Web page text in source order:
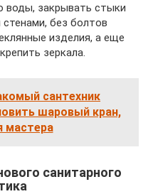
воды, закрывать стыки
без болтов
изделия, а еще
зеркала.
сантехник
шаровый кран,
мастера
санитарного